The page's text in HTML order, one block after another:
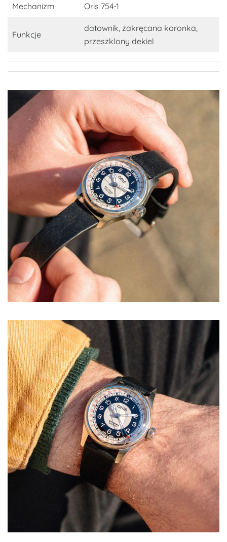
Mechanizm Oris 754-1
Funkcje
datownik, zakręcana koronka,
przeszklony dekiel